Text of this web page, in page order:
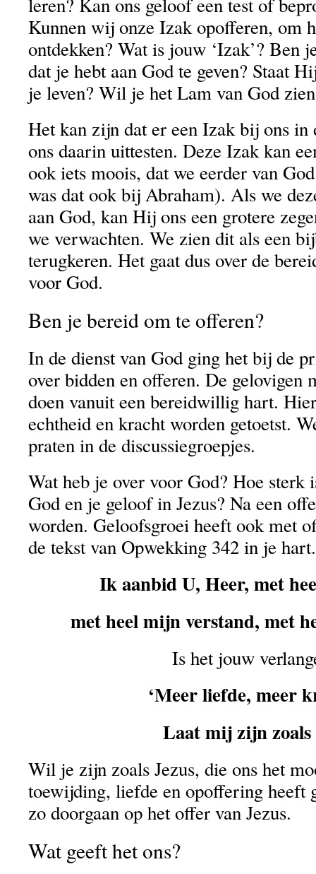
Kunnen wij onze Izak opofferen, om
ontdekken? Wat is jouw ‘Izak’? Ben
dat je hebt aan God te geven? Staat
je leven? Wil je het Lam van God
Het kan zijn dat er een Izak bij ons in
ons daarin uittesten. Deze Izak kan
ook iets moois, dat we eerder van
was dat ook bij Abraham). Als we
aan God, kan Hij ons een grotere
we verwachten. We zien dit als een
terugkeren. Het gaat dus over de
voor God.
Ben je bereid om te offeren?
In de dienst van God ging het bij de
over bidden en offeren. De gelovigen
doen vanuit een bereidwillig hart.
echtheid en kracht worden getoetst.
praten in de discussiegroepjes.
Wat heb je over voor God? Hoe sterk
God en je geloof in Jezus? Na een
worden. Geloofsgroei heeft ook met
de tekst van Opwekking 342 in je
Ik aanbid U, Heer, met
met heel mijn verstand, met
Is het jouw
‘Meer liefde, meer
Laat mij zijn
Wil je zijn zoals Jezus, die ons het
toewijding, liefde en opoffering heeft
zo doorgaan op het offer van Jezus.
Wat geeft het ons?